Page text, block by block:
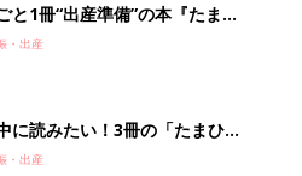
）
ングをもっと見る